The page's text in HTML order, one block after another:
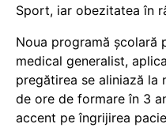
Sport, iar obezitatea în
Noua programă școlară
medical generalist,
pregătirea se aliniază la
de ore de formare în 3
accent pe îngrijirea